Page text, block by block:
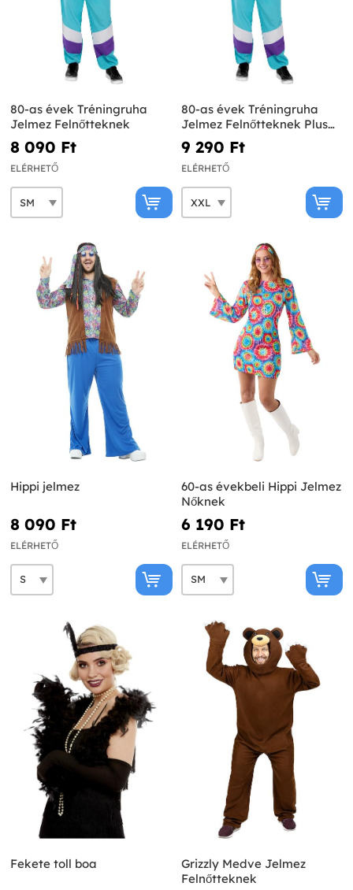
80-as évek Tréningruha
Jelmez Felnőtteknek
8 090 Ft‎
ELÉRHETŐ
80-as évek Tréningruha
Jelmez Felnőtteknek Plus
Size
9 290 Ft‎
ELÉRHETŐ
Hippi jelmez
8 090 Ft‎
ELÉRHETŐ
60-as évekbeli Hippi Jelmez
Nőknek
6 190 Ft‎
ELÉRHETŐ
Fekete toll boa
Grizzly Medve Jelmez
Felnőtteknek